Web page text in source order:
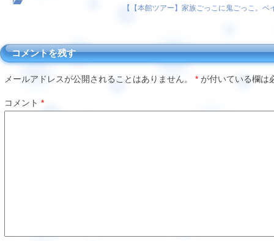
【 【本館ツアー】家族ごっこに鬼ごっこ。
コメントを残す
メールアドレスが公開されることはありません。 * が付いている欄は
コメント *